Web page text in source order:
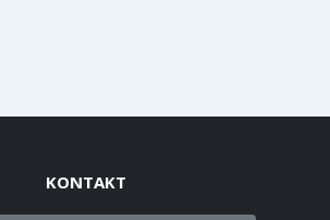
KONTAKT